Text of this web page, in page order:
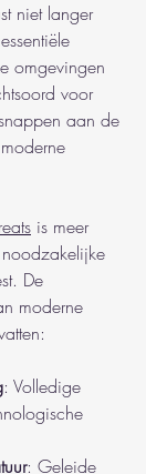
niet langer
omgevingen
voor
aan de
is meer
De
moderne
: Volledige
: Geleide